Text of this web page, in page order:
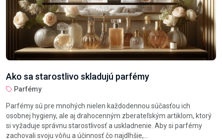
Ako sa starostlivo skladujú parfémy
Parfémy
Parfémy sú pre mnohých nielen každodennou súčasťou ich
osobnej hygieny, ale aj drahocenným zberateľským artiklom, ktorý
si vyžaduje správnu starostlivosť a uskladnenie. Aby si parfémy
zachovali svoju vôňu a účinnosť čo najdlhšie,...